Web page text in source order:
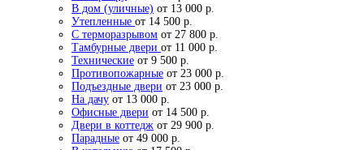
В дом (уличные) от 13 000 р.
Утепленные от 14 500 р.
С терморазрывом от 27 800 р.
Тамбурные двери от 11 000 р.
Технические от 9 500 р.
Противопожарные от 23 000 р.
Подъездные двери от 23 000 р.
На дачу от 13 000 р.
Офисные двери от 14 500 р.
Двери в коттедж от 29 900 р.
Парадные от 49 000 р.